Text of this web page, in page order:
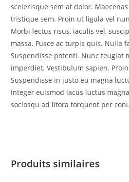
scelerisque sem at dolor.
tristique sem. Proin ut ligula vel
Morbi lectus risus, iaculis vel,
massa. Fusce ac turpis quis. Nulla
Suspendisse potenti. Nunc feugiat
imperdiet. Vestibulum sapien.
Suspendisse in justo eu magna
Integer euismod lacus luctus
sociosqu ad litora torquent per
Produits similaires